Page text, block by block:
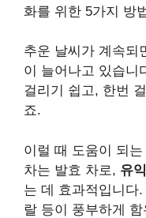
화를 위한 5가지 방
추운 날씨가 계속되
이 늘어나고 있습니
걸리기 쉽고, 한번
죠.
이럴 때 도움이 되는
차는 발효 차로, 유
는 데 효과적입니다
랄 등이 풍부하게